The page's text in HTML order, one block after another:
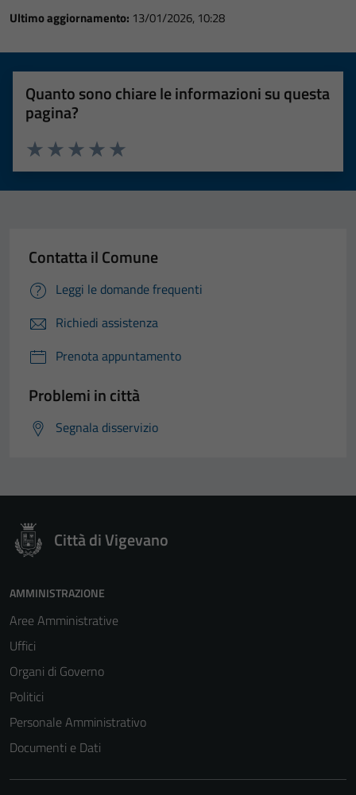
Ultimo aggiornamento: 13/01/2026, 10:28
Quanto sono chiare le informazioni su questa
pagina?
Valuta 5 stelle su 5
Valuta 4 stelle su 5
Valuta 3 stelle su 5
Valuta 2 stelle su 5
Valuta 1 stelle su 5
Contatta il Comune
Leggi le domande frequenti
Richiedi assistenza
Prenota appuntamento
Problemi in città
Segnala disservizio
Città di Vigevano
AMMINISTRAZIONE
Aree Amministrative
Uffici
Organi di Governo
Politici
Personale Amministrativo
Documenti e Dati